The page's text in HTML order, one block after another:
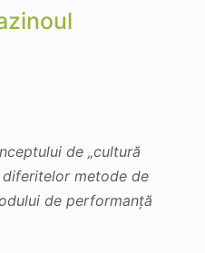
de „cultură
diferitelor metode de
de performanță